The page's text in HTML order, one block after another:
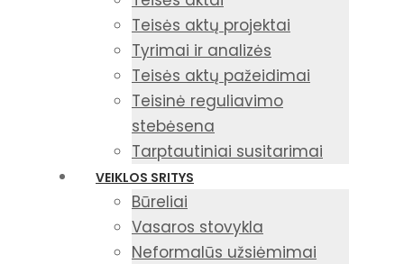
Teisės aktų projektai
Tyrimai ir analizės
Teisės aktų pažeidimai
Teisinė reguliavimo
stebėsena
Tarptautiniai susitarimai
VEIKLOS SRITYS
Būreliai
Vasaros stovykla
Neformalūs užsiėmimai